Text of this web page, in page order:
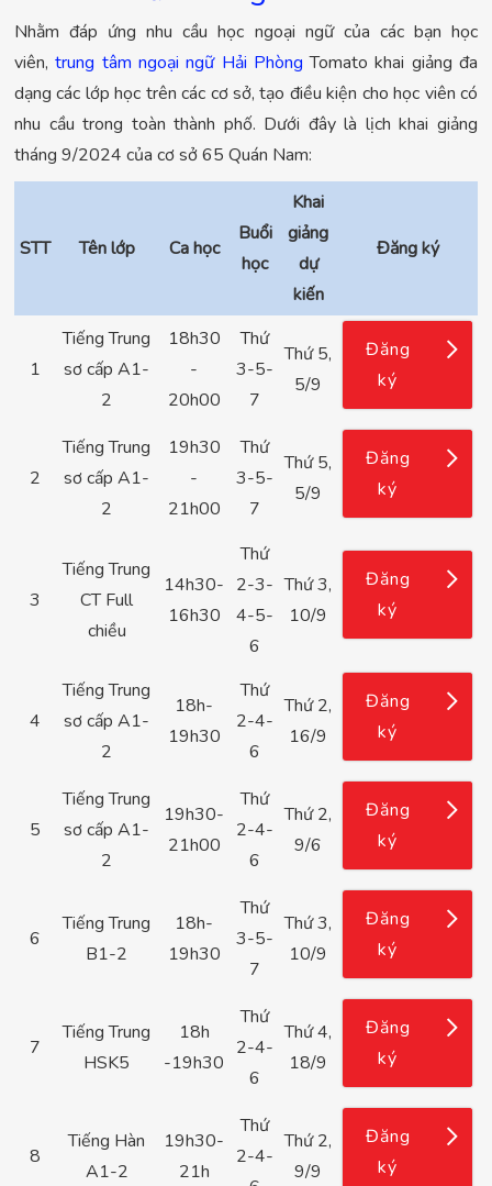
Nhằm đáp ứng nhu cầu học ngoại ngữ của các bạn học
viên,trung tâm ngoại ngữ Hải Phòng Tomato khai giảng đa
dạng các lớp học trên các cơ sở, tạo điều kiện cho học viên có
nhu cầu trong toàn thành phố. Dưới đây là lịch khai giảng
tháng 9/2024 của cơ sở 65 Quán Nam:
STT Tên lớp Ca học
Buổi
học
Khai
giảng
dự
kiến
Đăng ký
1
Tiếng Trung
sơ cấp A1-
2
18h30
-
20h00
Thứ
3-5-
7
Thứ 5,
5/9
Đăng
ký
2
Tiếng Trung
sơ cấp A1-
2
19h30
-
21h00
Thứ
3-5-
7
Thứ 5,
5/9
Đăng
ký
3
Tiếng Trung
CT Full
chiều
14h30-
16h30
Thứ
2-3-
4-5-
6
Thứ 3,
10/9
Đăng
ký
4
Tiếng Trung
sơ cấp A1-
2
18h-
19h30
Thứ
2-4-
6
Thứ 2,
16/9
Đăng
ký
5
Tiếng Trung
sơ cấp A1-
2
19h30-
21h00
Thứ
2-4-
6
Thứ 2,
9/6
Đăng
ký
6
Tiếng Trung
B1-2
18h-
19h30
Thứ
3-5-
7
Thứ 3,
10/9
Đăng
ký
7
Tiếng Trung
HSK5
18h
-19h30
Thứ
2-4-
6
Thứ 4,
18/9
Đăng
ký
8
Tiếng Hàn
A1-2
19h30-
21h
Thứ
2-4-
Thứ 2,
9/9
Đăng
ký